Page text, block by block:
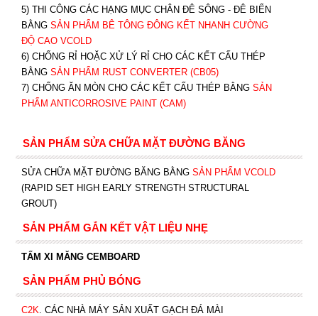
5) THI CÔNG CÁC HẠNG MỤC CHÂN ĐÊ SÔNG - ĐÊ BIỂN
BẰNG SẢN PHẨM BÊ TÔNG ĐÔNG KẾT NHANH CƯỜNG
ĐỘ CAO VCOLD
6) CHỐNG RỈ HOẶC XỬ LÝ RỈ CHO CÁC KẾT CẤU THÉP
BẰNG SẢN PHẨM RUST CONVERTER (CB05)
7) CHỐNG ĂN MÒN CHO CÁC KẾT CẤU THÉP BẰNG SẢN
PHẨM ANTICORROSIVE PAINT (CAM)
SẢN PHẨM SỬA CHỮA MẶT ĐƯỜNG BĂNG
SỬA CHỮA MẶT ĐƯỜNG BĂNG BẰNG SẢN PHẨM VCOLD
(RAPID SET HIGH EARLY STRENGTH STRUCTURAL
GROUT)
SẢN PHẨM GẮN KẾT VẬT LIỆU NHẸ
TẤM XI MĂNG CEMBOARD
SẢN PHẨM PHỦ BÓNG
C2K. CÁC NHÀ MÁY SẢN XUẤT GẠCH ĐÁ MÀI